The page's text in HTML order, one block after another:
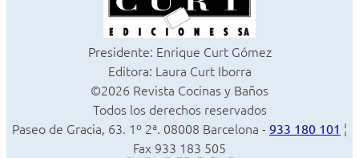
Presidente: Enrique Curt Gómez
Editora: Laura Curt Iborra
©2026 Revista Cocinas y Baños
Todos los derechos reservados
Paseo de Gracia, 63. 1º 2ª. 08008 Barcelona - 933 180 101 ¦
Fax 933 183 505